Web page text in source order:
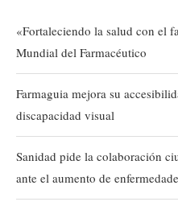
«Fortaleciendo la salud con el
Mundial del Farmacéutico
Farmaguia mejora su
discapacidad visual
Sanidad pide la colaboración
ante el aumento de